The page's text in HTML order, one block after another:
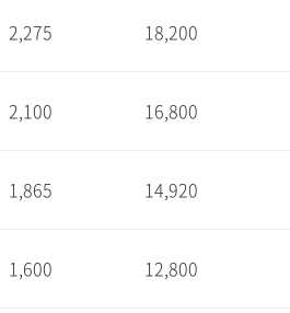
2,275 18,200
2,100 16,800
1,865 14,920
1,600 12,800